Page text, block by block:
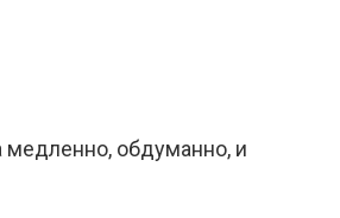
медленно, обдуманно, и